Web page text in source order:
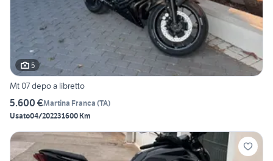
5
Mt 07 depo a libretto
5.600 €Martina Franca (TA)
Usato04/202231600 Km